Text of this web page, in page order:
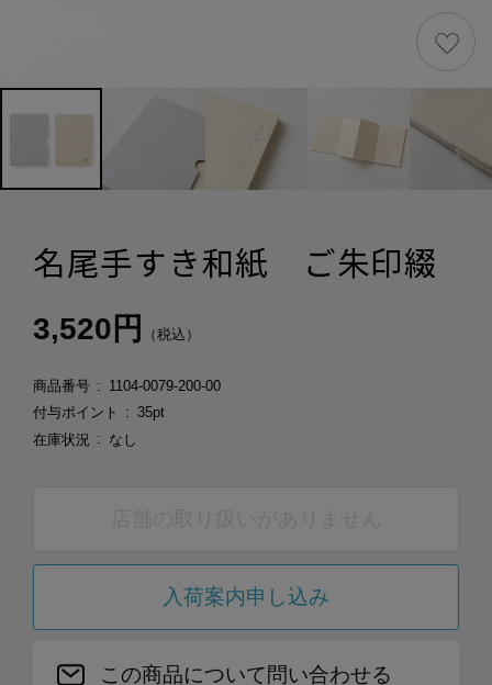
名尾手すき和紙 ご朱印綴
3,520円 （税込）
商品番号
1104-0079-200-00
付与ポイント
35pt
在庫状況
なし
この商品について問い合わせる
入荷案内申し込み